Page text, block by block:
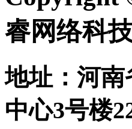
睿网络科
地址：河
中心3号楼